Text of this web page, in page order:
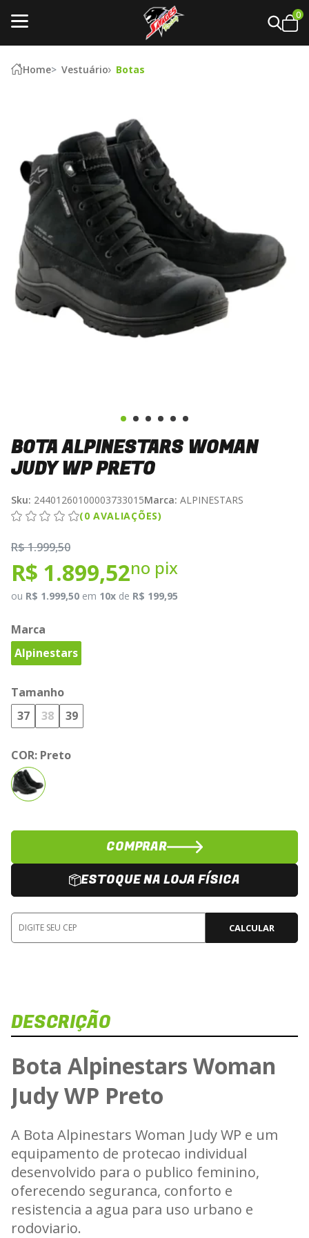
0
Home Vestuário Botas
BOTA ALPINESTARS WOMAN
JUDY WP PRETO
Sku: 24401260100003733015Marca: ALPINESTARS
(0 AVALIAÇÕES)
R$ 1.999,50
R$ 1.899,52no pix
ou R$ 1.999,50 em 10x de R$ 199,95
Marca
Alpinestars
Tamanho
37
38 39
COR: Preto
COMPRAR
ESTOQUE NA LOJA FÍSICA
CALCULAR
DESCRIÇÃO
Bota Alpinestars Woman
Judy WP Preto
A Bota Alpinestars Woman Judy WP e um
equipamento de protecao individual
desenvolvido para o publico feminino,
oferecendo seguranca, conforto e
resistencia a agua para uso urbano e
rodoviario.